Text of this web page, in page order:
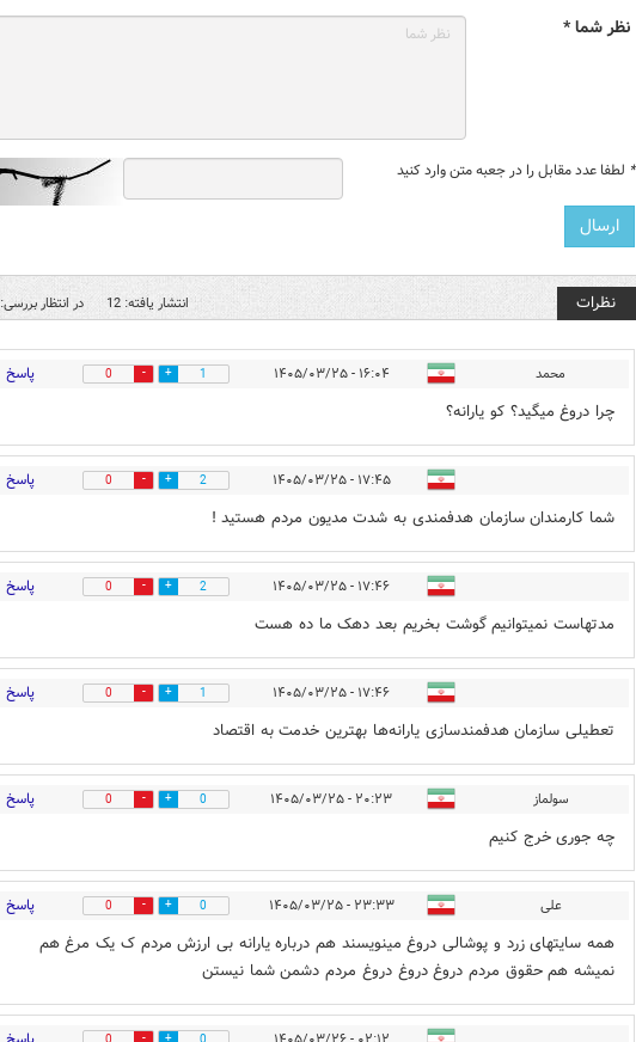
نظر شما *
* لطفا عدد مقابل را در جعبه متن وارد کنید
نظرات انتشار یافته: 12 در انتظار بررسی: 0
محمد ۱۶:۰۴ - ۱۴۰۵/۰۳/۲۵ 1
0 پاسخ
چرا دروغ میگید؟ کو یارانه؟
۱۷:۴۵ - ۱۴۰۵/۰۳/۲۵ 2
0 پاسخ
شما کارمندان سازمان هدفمندی به شدت مدیون مردم هستید !
۱۷:۴۶ - ۱۴۰۵/۰۳/۲۵ 2
0 پاسخ
مدتهاست نمیتوانیم گوشت بخریم بعد دهک ما ده هست
۱۷:۴۶ - ۱۴۰۵/۰۳/۲۵ 1
0 پاسخ
تعطیلی سازمان هدفمندسازی یارانه‌ها بهترین خدمت به اقتصاد
سولماز ۲۰:۲۳ - ۱۴۰۵/۰۳/۲۵ 0
0 پاسخ
چه جوری خرج کنیم
علی ۲۳:۳۳ - ۱۴۰۵/۰۳/۲۵ 0
0 پاسخ
همه سایتهای زرد و پوشالی دروغ مینویسند هم درباره یارانه بی ارزش مردم ک یک مرغ هم
نمیشه هم حقوق مردم دروغ دروغ دروغ مردم دشمن شما نیستن